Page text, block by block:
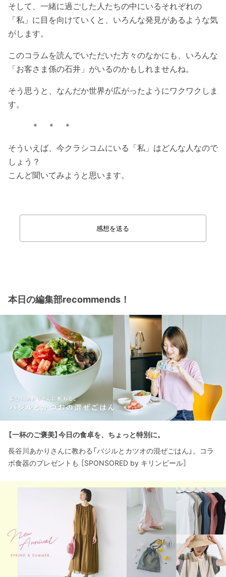
そして、一緒に過ごした人たちの中にいるそれぞれの
「私」に目を向けていくと、いろんな発見があるような気
がします。
このコラムを読んでいただいた方々のなかにも、いろんな
「お客さま係の石井」がいるのかもしれませんね。
そう思うと、なんだか世界が広がったようにワクワクしま
す。
＊ ＊ ＊
そういえば、今クラシコムにいる「私」はどんな人なので
しょう？
こんど聞いてみようと思います。
感想を送る
本日の編集部recommends！
【一杯のご褒美】今日の食卓を、ちょっと特別に。
長谷川あかりさんに教わる「バジルとカツオの混ぜごはん」。コラ
ボ食器のプレゼントも ［SPONSORED by キリンビール］